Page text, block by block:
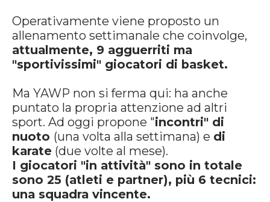
Operativamente viene proposto un
allenamento settimanale che coinvolge,
attualmente, 9 agguerriti ma
"sportivissimi" giocatori di basket.
Ma YAWP non si ferma qui: ha anche
puntato la propria attenzione ad altri
sport. Ad oggi propone "incontri" di
nuoto (una volta alla settimana) e di
karate (due volte al mese).
I giocatori "in attività" sono in totale
sono 25 (atleti e partner), più 6 tecnici:
una squadra vincente.